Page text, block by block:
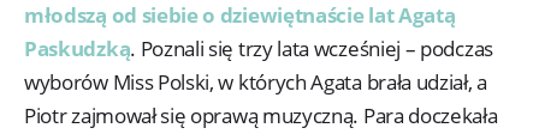
młodszą od siebie o dziewiętnaście lat Agatą
Paskudzką. Poznali się trzy lata wcześniej – podczas
wyborów Miss Polski, w których Agata brała udział, a
Piotr zajmował się oprawą muzyczną. Para doczekała